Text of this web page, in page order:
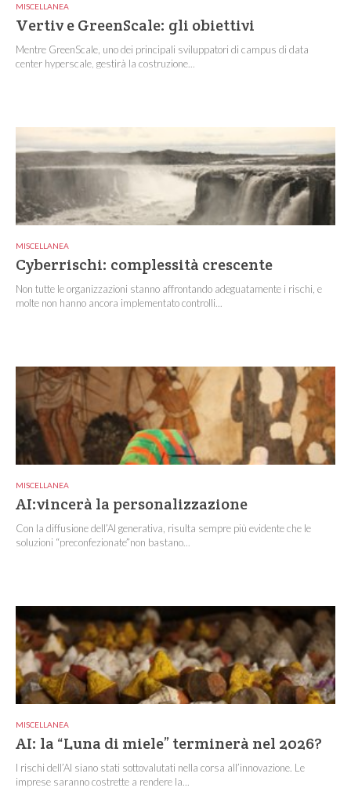
MISCELLANEA
Vertiv e GreenScale: gli obiettivi
Mentre GreenScale, uno dei principali sviluppatori di campus di data
center hyperscale, gestirà la costruzione...
MISCELLANEA
Cyberrischi: complessità crescente
Non tutte le organizzazioni stanno affrontando adeguatamente i rischi, e
molte non hanno ancora implementato controlli...
MISCELLANEA
AI:vincerà la personalizzazione
Con la diffusione dell’AI generativa, risulta sempre più evidente che le
soluzioni “preconfezionate”non bastano...
MISCELLANEA
AI: la “Luna di miele” terminerà nel 2026?
I rischi dell’AI siano stati sottovalutati nella corsa all’innovazione. Le
imprese saranno costrette a rendere la...